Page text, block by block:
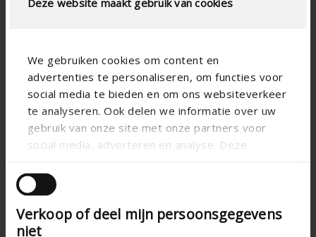
We gebruiken cookies om content en
advertenties te personaliseren, om functies voor
social media te bieden en om ons websiteverkeer
te analyseren. Ook delen we informatie over uw
gebruik van onze site met onze partners voor
social media, adverteren en analyse. Deze
andere informatie die u aan ze heeft verstrekt of
die ze hebben verzameld op basis van uw gebruik
van hun services.
Verkoop of deel mijn persoonsgegevens
niet
Technical specifications
Alignment
Substance
Blade shape
Paro